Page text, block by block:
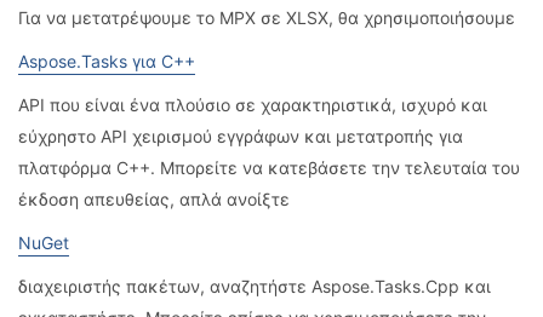
Για να μετατρέψουμε το MPX σε XLSX, θα χρησιμοποιήσουμε
Aspose.Tasks για C++
API που είναι ένα πλούσιο σε χαρακτηριστικά, ισχυρό και
εύχρηστο API χειρισμού εγγράφων και μετατροπής για
πλατφόρμα C++. Μπορείτε να κατεβάσετε την τελευταία του
έκδοση απευθείας, απλά ανοίξτε
NuGet
διαχειριστής πακέτων, αναζητήστε Aspose.Tasks.Cpp και